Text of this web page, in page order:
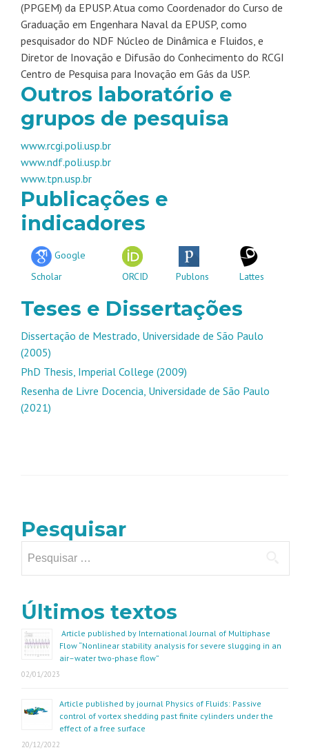
(PPGEM) da EPUSP. Atua como Coordenador do Curso de
Graduação em Engenhara Naval da EPUSP, como
pesquisador do NDF Núcleo de Dinâmica e Fluidos, e
Diretor de Inovação e Difusão do Conhecimento do RCGI
Centro de Pesquisa para Inovação em Gás da USP.
Outros laboratório e
grupos de pesquisa
www.rcgi.poli.usp.br
www.ndf.poli.usp.br
www.tpn.usp.br
Publicações e
indicadores
Google
Scholar
ORCID Publons Lattes
Teses e Dissertações
Dissertação de Mestrado, Universidade de São Paulo
(2005)
PhD Thesis, Imperial College (2009)
Resenha de Livre Docencia, Universidade de São Paulo
(2021)
Pesquisar
por:
Últimos textos
Article published by International Journal of Multiphase
Flow “Nonlinear stability analysis for severe slugging in an
air–water two-phase flow”
02/01/2023
Article published by journal Physics of Fluids: Passive
control of vortex shedding past finite cylinders under the
effect of a free surface
20/12/2022